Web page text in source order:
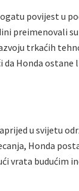
povijest u
preimenovali
trkaćih
Honda
u svijetu
Honda
vrata budućim